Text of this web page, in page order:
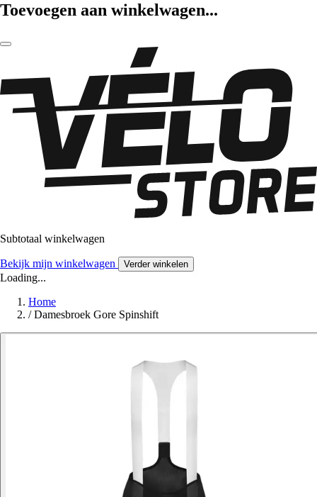
Toevoegen aan winkelwagen...
Subtotaal winkelwagen
Bekijk mijn winkelwagen Verder winkelen
Loading...
Home
/ Damesbroek Gore Spinshift